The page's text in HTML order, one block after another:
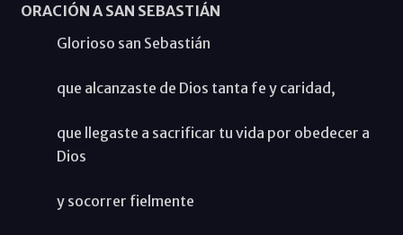
ORACIÓN A SAN SEBASTIÁN
Glorioso san Sebastián
que alcanzaste de Dios tanta fe y caridad,
que llegaste a sacrificar tu vida por obedecer a
Dios
y socorrer fielmente